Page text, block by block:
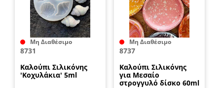
Μη Διαθέσιμο
8731
Καλούπι Σιλικόνης
'Κοχυλάκια' 5ml
Μη Διαθέσιμο
8737
Καλούπι Σιλικόνης
για Μεσαίο
στρογγυλό δίσκο 60ml